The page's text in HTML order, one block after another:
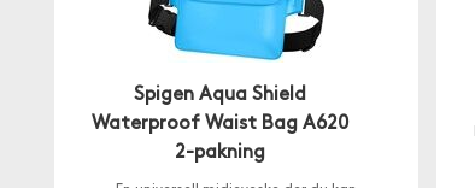
Spigen Aqua Shield
Waterproof Waist Bag A620
2-pakning